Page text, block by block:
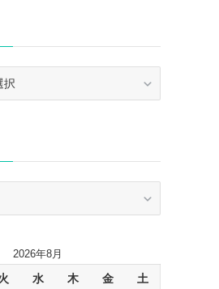
2026年8月
水 木 金 土